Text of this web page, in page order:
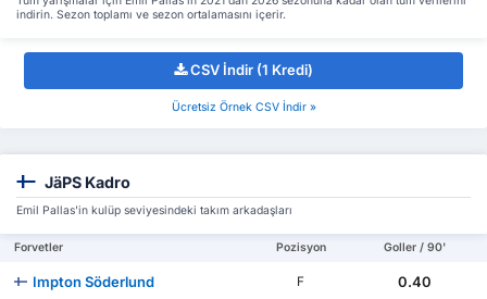
indirin. Sezon toplamı ve sezon ortalamasını içerir.
CSV İndir (1 Kredi)
Ücretsiz Örnek CSV İndir »
JäPS Kadro
Emil Pallas'in kulüp seviyesindeki takım arkadaşları
Forvetler Pozisyon Goller / 90'
Impton Söderlund F
0.40